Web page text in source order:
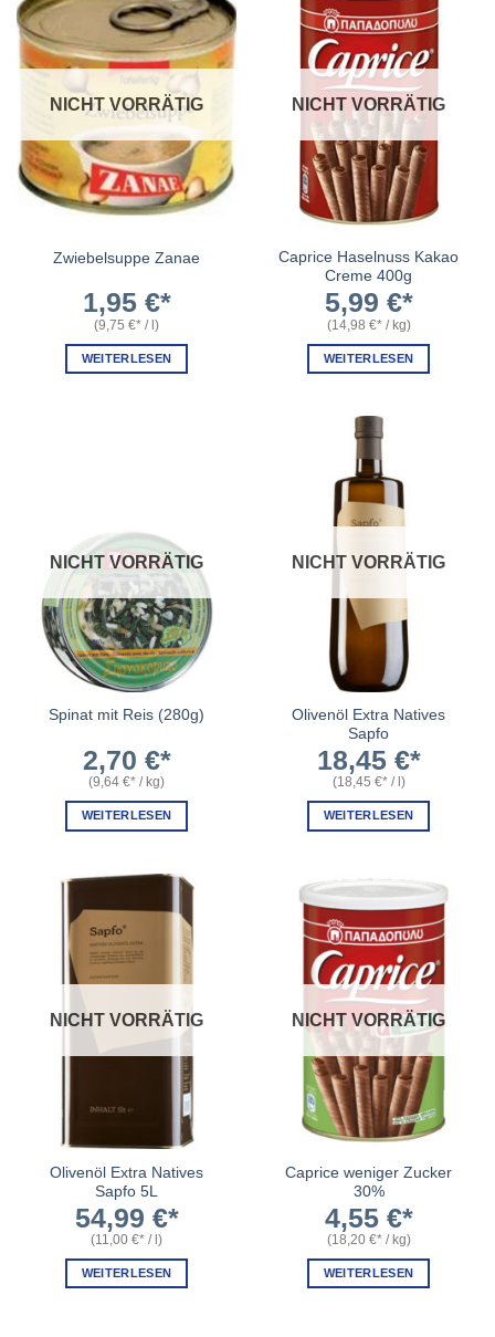
NICHT VORRÄTIG
Zwiebelsuppe Zanae
1,95 €
(9,75 € /l)
WEITERLESEN
NICHT VORRÄTIG
Caprice Haselnuss Kakao
Creme 400g
5,99 €
(14,98 € /kg)
WEITERLESEN
NICHT VORRÄTIG
Spinat mit Reis (280g)
2,70 €
(9,64 € / kg)
WEITERLESEN
NICHT VORRÄTIG
Olivenöl Extra Natives
Sapfo
18,45 €
(18,45 € / )
WEITERLESEN
NICHT VORRÄTIG
Olivenöl Extra Natives
Sapfo 5L
54,99 €
(11,00 € / )
WEITERLESEN
NICHT VORRÄTIG
Caprice weniger Zucker
30%
4,55 €
(18,20 € / kg)
WEITERLESEN